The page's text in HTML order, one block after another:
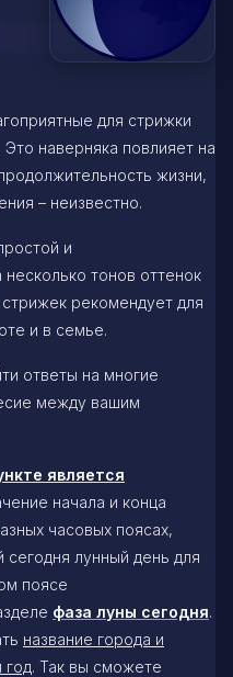
для стрижки
наверняка повлияет на
жизни,
– неизвестно.
и
тонов оттенок
рекомендует для
и в семье.
ответы на многие
между вашим
является
начала и конца
часовых поясах,
сегодня лунный день для
поясе
фаза луны сегодня.
название города и
год. Так вы сможете